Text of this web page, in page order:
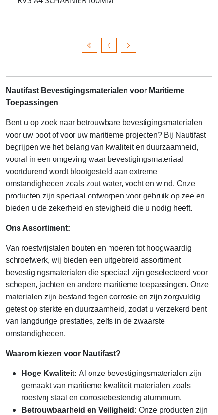
Nautifast Bevestigingsmaterialen voor Maritieme
Toepassingen
Bent u op zoek naar betrouwbare bevestigingsmaterialen
voor uw boot of voor uw maritieme projecten? Bij Nautifast
begrijpen we het belang van kwaliteit en duurzaamheid,
vooral in een omgeving waar bevestigingsmateriaal
voortdurend wordt blootgesteld aan extreme
omstandigheden zoals zout water, vocht en wind. Onze
producten zijn speciaal ontworpen voor gebruik op zee en
bieden u de zekerheid en stevigheid die u nodig heeft.
Ons Assortiment:
Van roestvrijstalen bouten en moeren tot hoogwaardig
schroefwerk, wij bieden een uitgebreid assortiment
bevestigingsmaterialen die speciaal zijn geselecteerd voor
schepen, jachten en andere maritieme toepassingen. Onze
materialen zijn bestand tegen corrosie en zijn zorgvuldig
getest op sterkte en duurzaamheid, zodat u verzekerd bent
van langdurige prestaties, zelfs in de zwaarste
omstandigheden.
Waarom kiezen voor Nautifast?
Hoge Kwaliteit: Al onze bevestigingsmaterialen zijn
gemaakt van maritieme kwaliteit materialen zoals
roestvrij staal en corrosiebestendig aluminium.
Betrouwbaarheid en Veiligheid: Onze producten zijn